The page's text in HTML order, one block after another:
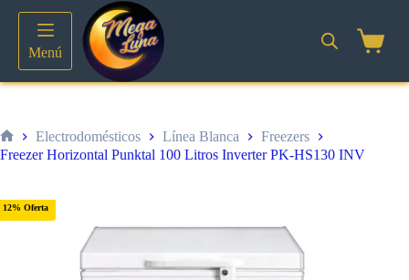
contenido
Menú
Inicio
Electrodomésticos Línea Blanca
Freezers
Freezer Horizontal Punktal 100 Litros Inverter PK-HS130 INV
12% Oferta